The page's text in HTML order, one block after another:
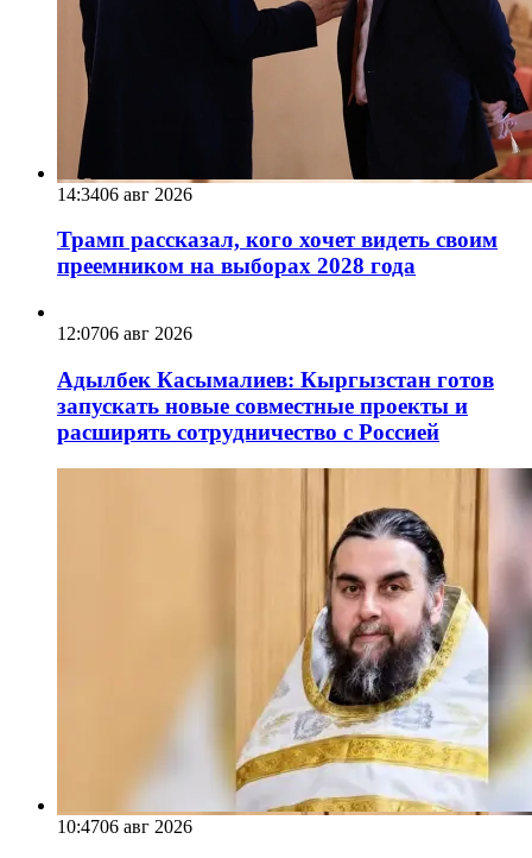
14:3406 авг 2026
Трамп рассказал, кого хочет видеть своим
преемником на выборах 2028 года
12:0706 авг 2026
Адылбек Касымалиев: Кыргызстан готов
запускать новые совместные проекты и
расширять сотрудничество с Россией
10:4706 авг 2026